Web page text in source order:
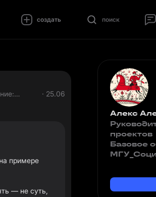
создать поиск
· 25.06
примере
— не суть,
Алекс
проектов
Базовое